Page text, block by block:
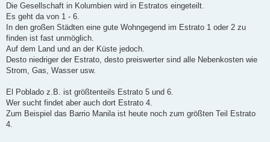
i
r
a
Die Gesellschaft in Kolumbien wird in Estratos eingeteilt.
Es geht da von 1 - 6.
In den großen Städten eine gute Wohngegend im Estrato 1 oder 2 zu
finden ist fast unmöglich.
Auf dem Land und an der Küste jedoch.
Desto niedriger der Estrato, desto preiswerter sind alle Nebenkosten wie
Strom, Gas, Wasser usw.
El Poblado z.B. ist größtenteils Estrato 5 und 6.
Wer sucht findet aber auch dort Estrato 4.
Zum Beispiel das Barrio Manila ist heute noch zum größten Teil Estrato
4.